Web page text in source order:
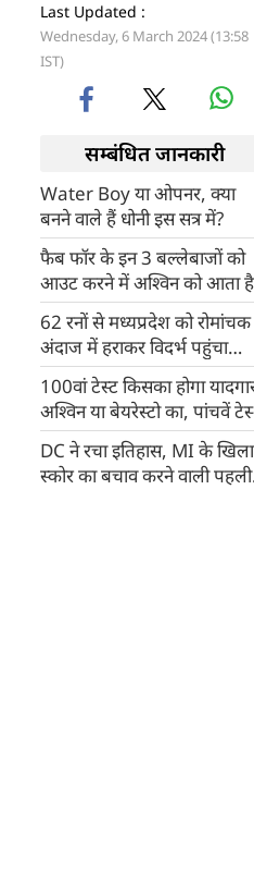
Last Updated :
Wednesday, 6 March 2024 (13:58
IST)
सम्बंधित जानकारी
Water Boy या ओपनर, क्या
बनने वाले हैं धोनी इस सत्र में?
फैब फॉर के इन 3 बल्लेबाजों को
आउट करने में अश्विन को आता है
सबसे ज्यादा मजा
62 रनों से मध्यप्रदेश को रोमांचक
अंदाज में हराकर विदर्भ पहुंचा
रणजी ट्रॉफी के फाइनल में
100वां टेस्ट किसका होगा
अश्विन या बेयरेस्टो का, पांचवें
में यही सवाल
DC ने रचा इतिहास, MI के
स्कोर का बचाव करने वाली पहली